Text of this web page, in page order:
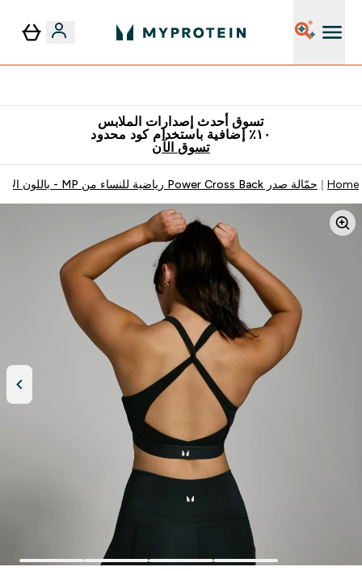
تسوق أحدث إصدارات الملابس
١٠٪ إضافية باستخدام كود محدود
تسوق الآن
Home حمّالة صدر Power Cross Back رياضية للنساء من MP - باللون الأسود